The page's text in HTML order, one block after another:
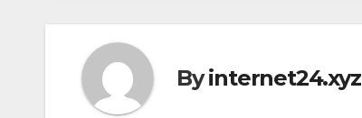
Byinternet24.xyz